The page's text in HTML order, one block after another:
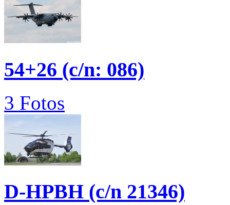
54+26 (c/n: 086)
3 Fotos
D-HPBH (c/n 21346)